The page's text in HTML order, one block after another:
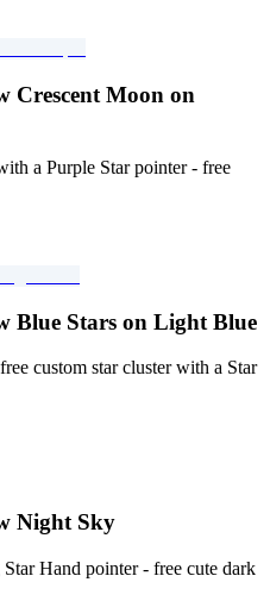
Crescent Moon on
a Purple Star pointer - free
Blue Stars on Light Blue
custom star cluster with a Star
Night Sky
Hand pointer - free cute dark